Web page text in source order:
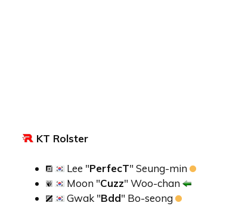
KT Rolster
Lee "PerfecT" Seung-min
Moon "Cuzz" Woo-chan
Gwak "Bdd" Bo-seong